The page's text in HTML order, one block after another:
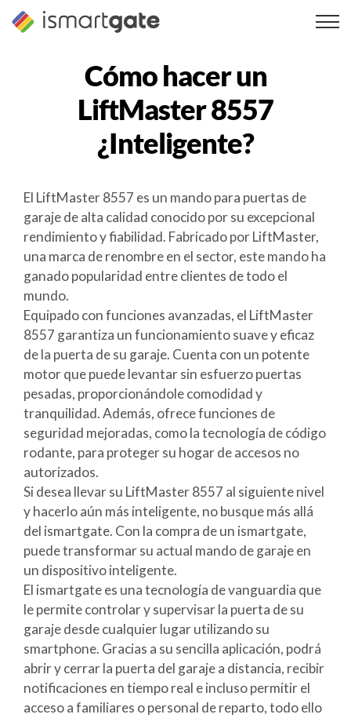
Cómo hacer un
LiftMaster 8557
¿Inteligente?
El LiftMaster 8557 es un mando para puertas de
garaje de alta calidad conocido por su excepcional
rendimiento y fiabilidad. Fabricado por LiftMaster,
una marca de renombre en el sector, este mando ha
ganado popularidad entre clientes de todo el
mundo.
Equipado con funciones avanzadas, el LiftMaster
8557 garantiza un funcionamiento suave y eficaz
de la puerta de su garaje. Cuenta con un potente
motor que puede levantar sin esfuerzo puertas
pesadas, proporcionándole comodidad y
tranquilidad. Además, ofrece funciones de
seguridad mejoradas, como la tecnología de código
rodante, para proteger su hogar de accesos no
autorizados.
Si desea llevar su LiftMaster 8557 al siguiente nivel
y hacerlo aún más inteligente, no busque más allá
del ismartgate. Con la compra de un ismartgate,
puede transformar su actual mando de garaje en
un dispositivo inteligente.
El ismartgate es una tecnología de vanguardia que
le permite controlar y supervisar la puerta de su
garaje desde cualquier lugar utilizando su
smartphone. Gracias a su sencilla aplicación, podrá
abrir y cerrar la puerta del garaje a distancia, recibir
notificaciones en tiempo real e incluso permitir el
acceso a familiares o personal de reparto, todo ello